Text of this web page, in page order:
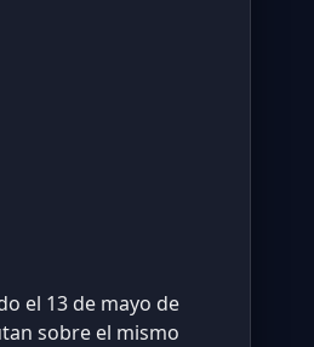
el 13 de mayo de
sobre el mismo